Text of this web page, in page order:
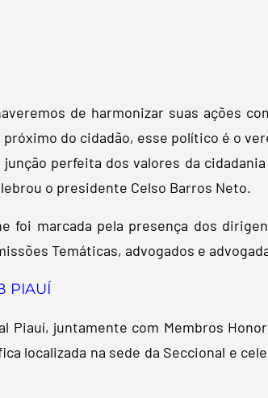
de harmonizar suas ações
do cidadão, esse político é o
perfeita dos valores da
o presidente Celso Barros Neto.
foi marcada pela presença dos
Temáticas, advogados e
PIAUÍ
Piauí, juntamente com Membros
localizada na sede da Seccional e